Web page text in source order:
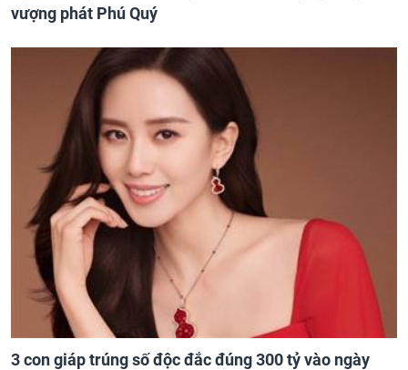
vượng phát Phú Quý
3 con giáp trúng số độc đắc đúng 300 tỷ vào ngày